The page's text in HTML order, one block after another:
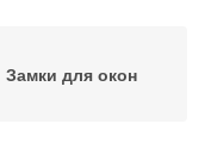
Замки для окон